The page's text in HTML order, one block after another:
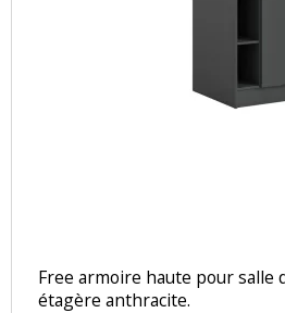
Free armoire haute pour salle
étagère anthracite.